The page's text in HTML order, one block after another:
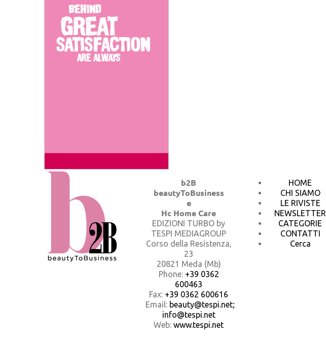
b2B
beautyToBusiness
e
Hc Home Care
EDIZIONI TURBO by
TESPI MEDIAGROUP
Corso della Resistenza,
23
20821 Meda (Mb)
Phone: +39 0362
600463
Fax: +39 0362 600616
Email: beauty@tespi.net;
info@tespi.net
Web: www.tespi.net
HOME
CHI SIAMO
LE RIVISTE
NEWSLETTER
CATEGORIE
CONTATTI
Cerca